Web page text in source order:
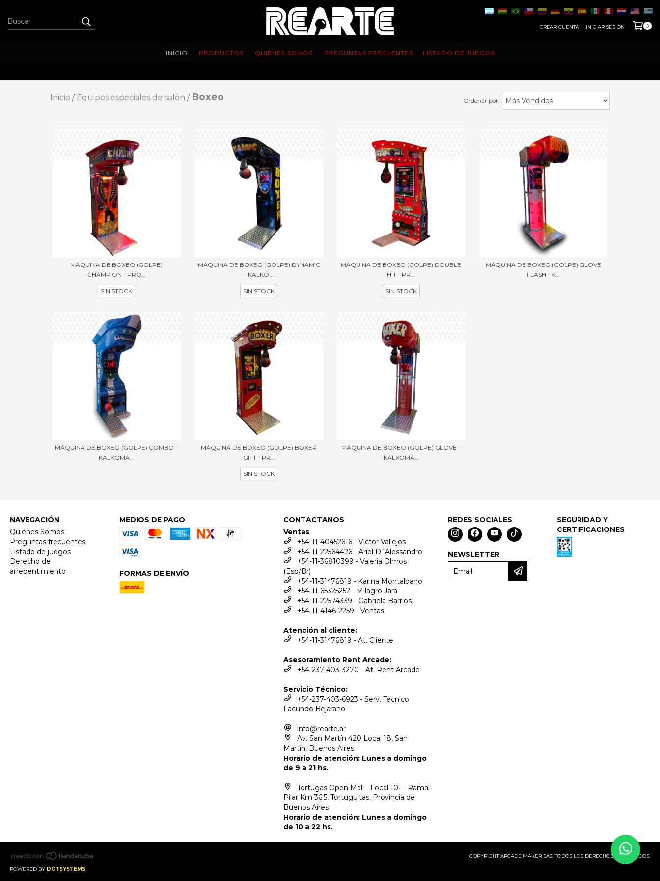
CREAR CUENTA INICIAR SESIÓN 0
INICIO PRODUCTOS QUIÉNES SOMOS PREGUNTAS FRECUENTES LISTADO DE JUEGOS
Inicio / Equipos especiales de salón / Boxeo Ordenar por:
MÁQUINA DE BOXEO (GOLPE)
CHAMPION - PRO...
SIN STOCK
MÁQUINA DE BOXEO (GOLPE) DYNAMIC
- KALKO...
SIN STOCK
MÁQUINA DE BOXEO (GOLPE) DOUBLE
HIT - PR...
SIN STOCK
MÁQUINA DE BOXEO (GOLPE) GLOVE
FLASH - K...
MÁQUINA DE BOXEO (GOLPE) COMBO -
KALKOMA...
MÁQUINA DE BOXEO (GOLPE) BOXER
GIFT - PR...
SIN STOCK
MÁQUINA DE BOXEO (GOLPE) GLOVE -
KALKOMA...
NAVEGACIÓN
Quiénes Somos
Preguntas frecuentes
Listado de juegos
Derecho de
arrepentimiento
MEDIOS DE PAGO
FORMAS DE ENVÍO
CONTACTANOS
Ventas
+54-11-40452616 - Victor Vallejos
+54-11-22564426 - Ariel D´Alessandro
+54-11-36810399 - Valeria Olmos
(Esp/Br)
+54-11-31476819 - Karina Montalbano
+54-11-65325252 - Milagro Jara
+54-11-22574339 - Gabriela Barrios
+54-11-4146-2259 - Ventas
Atención al cliente:
+54-11-31476819 - At. Cliente
Asesoramiento Rent Arcade:
+54-237-403-3270 - At. Rent Arcade
Servicio Técnico:
+54-237-403-6923 - Serv. Técnico
Facundo Bejarano
info@rearte.ar
Av. San Martín 420 Local 18, San
Martín, Buenos Aires
Horario de atención: Lunes a domingo
de 9 a 21 hs.
Tortugas Open Mall - Local 101 - Ramal
Pilar Km 36.5, Tortuguitas, Provincia de
Buenos Aires
Horario de atención: Lunes a domingo
de 10 a 22 hs.
REDES SOCIALES
NEWSLETTER
SEGURIDAD Y
CERTIFICACIONES
POWERED BY DOTSYSTEMS
COPYRIGHT ARCADE MAKER SAS. TODOS LOS DERECHOS RESERVADOS.